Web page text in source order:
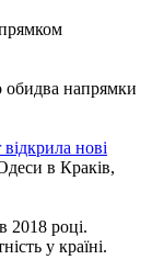
обидва напрямки
нові
в Краків,
в 2018 році.
у країні.